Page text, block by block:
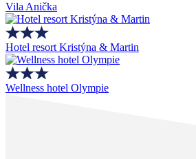
Vila Anička
Hotel resort Kristýna & Martin
Wellness hotel Olympie